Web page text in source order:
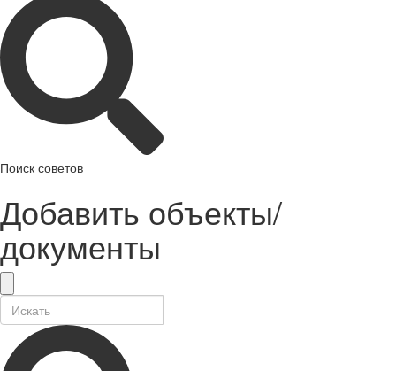
Поиск советов
Добавить объекты/
документы